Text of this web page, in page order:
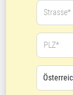
Strasse*
PLZ*